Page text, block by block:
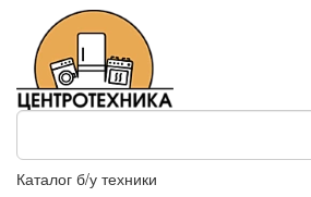
Каталог б/у техники